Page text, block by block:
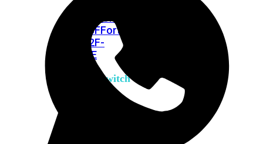
108FFortiSwitchRugged
112F-
POE
FortiSwitch